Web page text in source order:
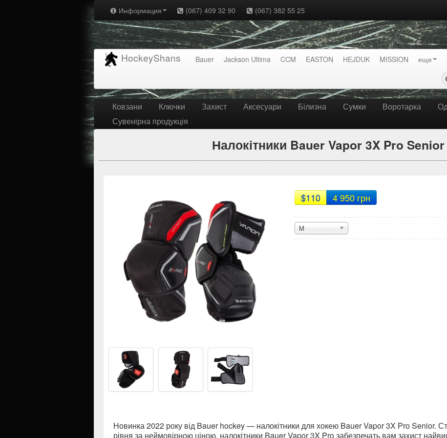
Информация (067) 409 32 90 (067) 382 55 25
HockeyShans Bauer Jackson Ultima CCM EASTON HEJDUK MISSION еще
Ковзани Ключки Захист Аксесуари Білизна Сумки Воротарка
Сувенірна продукція
Налокітники Bauer Vapor 3X Pro Senior
$110 4 950 грн
M
Новинка 2022 року від Bauer hockey — налокітники для хокею Bauer Vapor 3X Pro Senior.
рівня за неймовірною ціною, налокітники Bauer Vapor 3X Pro забезпечать вам захист